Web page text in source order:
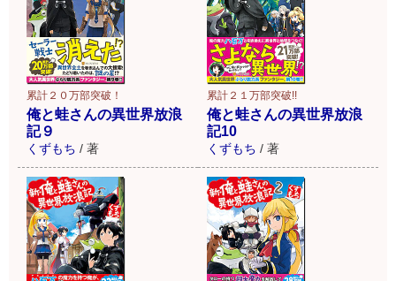
累計２０万部突破！
俺と蛙さんの異世界放浪
記９
くずもち / 著
累計２１万部突破!!
俺と蛙さんの異世界放浪
記10
くずもち / 著